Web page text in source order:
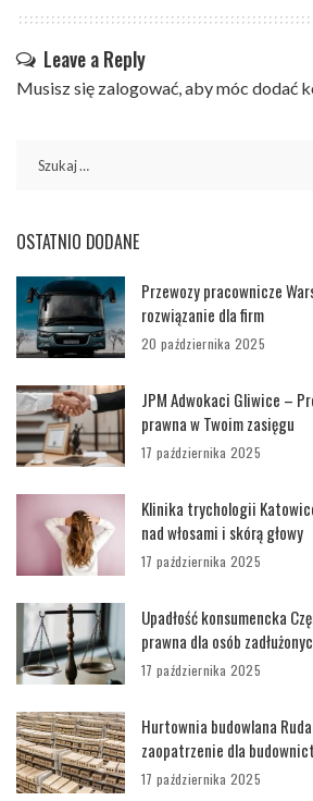
Leave a Reply
Musisz się zalogować, aby móc dodać
OSTATNIO DODANE
Przewozy pracownicze
rozwiązanie dla firm
20 października 2025
JPM Adwokaci Gliwice –
prawna w Twoim zasięgu
17 października 2025
Klinika trychologii
nad włosami i skórą głowy
17 października 2025
Upadłość konsumencka
prawna dla osób
17 października 2025
Hurtownia budowlana
zaopatrzenie dla
17 października 2025